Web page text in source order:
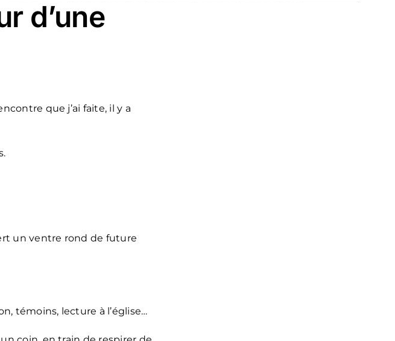
d’une
que j’ai faite, il y a
un ventre rond de future
témoins, lecture à l’église…